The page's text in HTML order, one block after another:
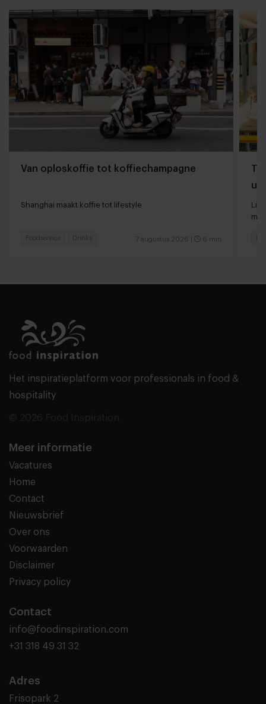
Van oploskoffie tot koffiechampagne
Shanghai maakt koffie tot lifestyle
7 augustus 2026 6 min
Foodservice Drinks
Het inspiratieplatform voor professionals in food &
hospitality
Meer informatie
Vacatures
Home
Contact
Nieuwsbrief
Over ons
Voorwaarden
Disclaimer
Privacy policy
Contact
info@foodinspiration.com
+31 318 49 31 32
Adres
Frisopark 2